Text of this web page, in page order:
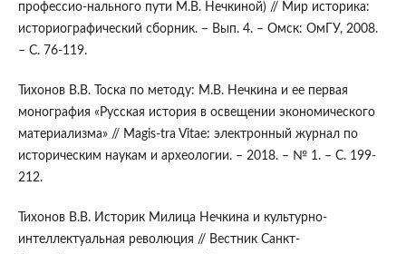
профессио-нального пути М.В. Нечкиной) // Мир историка:
историографический сборник. – Вып. 4. – Омск: ОмГУ, 2008.
– С. 76-119.
Тихонов В.В. Тоска по методу: М.В. Нечкина и ее первая
монография «Русская история в освещении экономического
материализма» // Magis-tra Vitae: электронный журнал по
историческим наукам и археологии. – 2018. – № 1. – С. 199-
212.
Тихонов В.В. Историк Милица Нечкина и культурно-
интеллектуальная революция // Вестник Санкт-